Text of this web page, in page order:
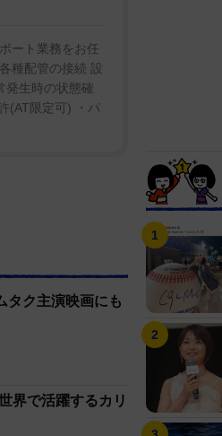
ート業務をお任
種配管の接続 設
発生時の状態確
(AT限定可) ・パ
ク主演映画にも
界で活躍するカリ